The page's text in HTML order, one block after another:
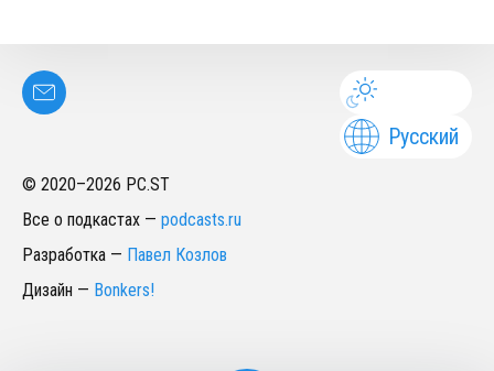
Русский
© 2020–2026 PC.ST
Все о подкастах — podcasts.ru
Разработка — Павел Козлов
Дизайн — Bonkers!